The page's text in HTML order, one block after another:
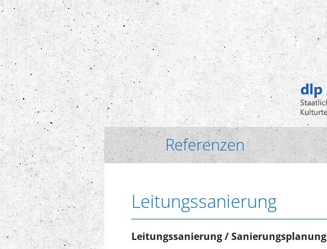
Referenzen
Leitungssanierung
Leitungssanierung / Sanierungsplanung